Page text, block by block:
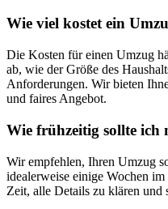
Wie viel kostet ein
Die Kosten für einen Umzug
ab, wie der Größe des
Anforderungen. Wir bieten
und faires Angebot.
Wie frühzeitig sollte ich
Wir empfehlen, Ihren Umzug
idealerweise einige Wochen
Zeit, alle Details zu klären und